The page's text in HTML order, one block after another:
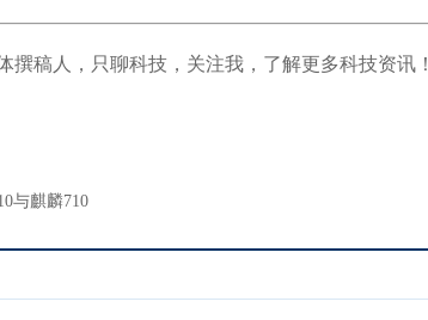
撰稿人，只聊科技，关注我，了解更多科技资讯！
与麒麟710